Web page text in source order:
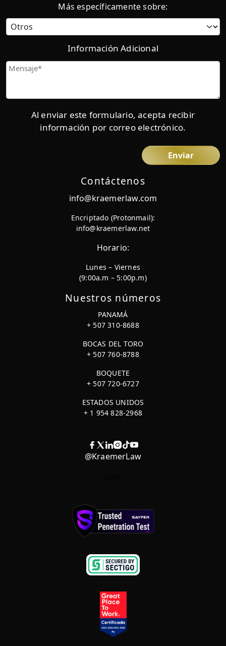
Contáctenos
info@kraemerlaw.com
Encriptado (Protonmail):
info@kraemerlaw.net
Horario:
Lunes – Viernes
(9:00a.m – 5:00p.m)
Nuestros números
PANAMÁ
+ 507 310-8688
BOCAS DEL TORO
+ 507 760-8788
BOQUETE
+ 507 720-6727
ESTADOS UNIDOS
+ 1 954 828-2968
@KraemerLaw
Más específicamente sobre:
Información Adicional
Mensaje
Al enviar este formulario, acepta recibir
información por correo electrónico.